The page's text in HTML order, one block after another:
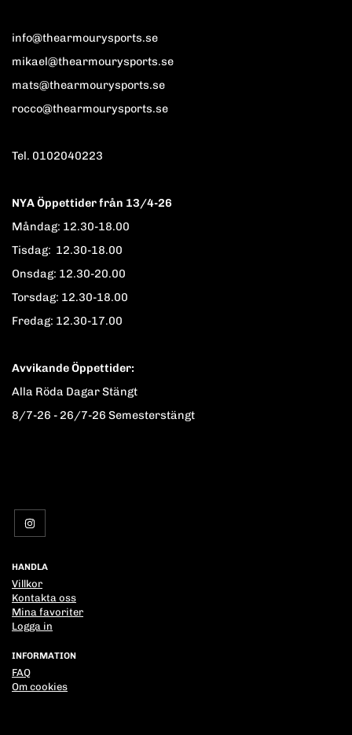
info@thearmourysports.se
mikael@thearmourysports.se
mats@thearmourysports.se
rocco@thearmourysports.se
Tel. 0102040223
NYA Öppettider från 13/4-26
Måndag: 12.30-18.00
Tisdag: 12.30-18.00
Onsdag: 12.30-20.00
Torsdag: 12.30-18.00
Fredag: 12.30-17.00
Avvikande Öppettider:
Alla Röda Dagar Stängt
8/7-26 - 26/7-26 Semesterstängt
HANDLA
Villkor
Kontakta oss
Mina favoriter
Logga in
INFORMATION
FAQ
Om cookies